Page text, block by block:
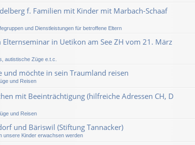
f. Familien mit Kinder mit Marbach-Schaaf
und Dienstleistungen für betroffene Eltern
in Uetikon am See ZH vom 21. März
autistische Züge e.t.c.
und möchte in sein Traumland reisen
und Reisen
mit Beeinträchtigung (hilfreiche Adressen CH, D
und Reisen
und Bäriswil (Stiftung Tannacker)
unsere Kinder erwachsen werden